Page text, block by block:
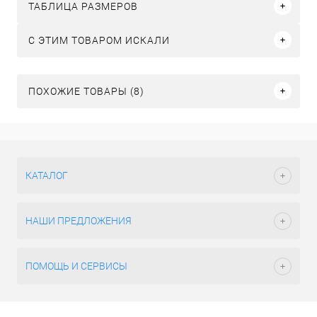
ТАБЛИЦА РАЗМЕРОВ
C ЭТИМ ТОВАРОМ ИСКАЛИ
ПОХОЖИЕ ТОВАРЫ (8)
КАТАЛОГ
НАШИ ПРЕДЛОЖЕНИЯ
ПОМОЩЬ И СЕРВИСЫ